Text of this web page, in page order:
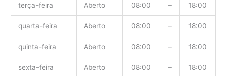
terça-feira Aberto 08:00 – 18:00
quarta-feira Aberto 08:00 – 18:00
quinta-feira Aberto 08:00 – 18:00
sexta-feira Aberto 08:00 – 18:00